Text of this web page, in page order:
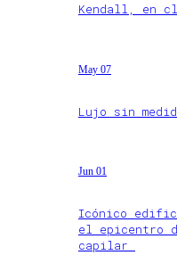
Kendall, en
May 07
Lujo sin
Jun 01
Icónico
el epicentro
capilar